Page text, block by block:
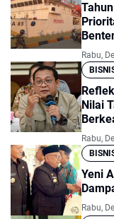
Rabu,
Nilai
Rabu,
Yeni
Rabu,